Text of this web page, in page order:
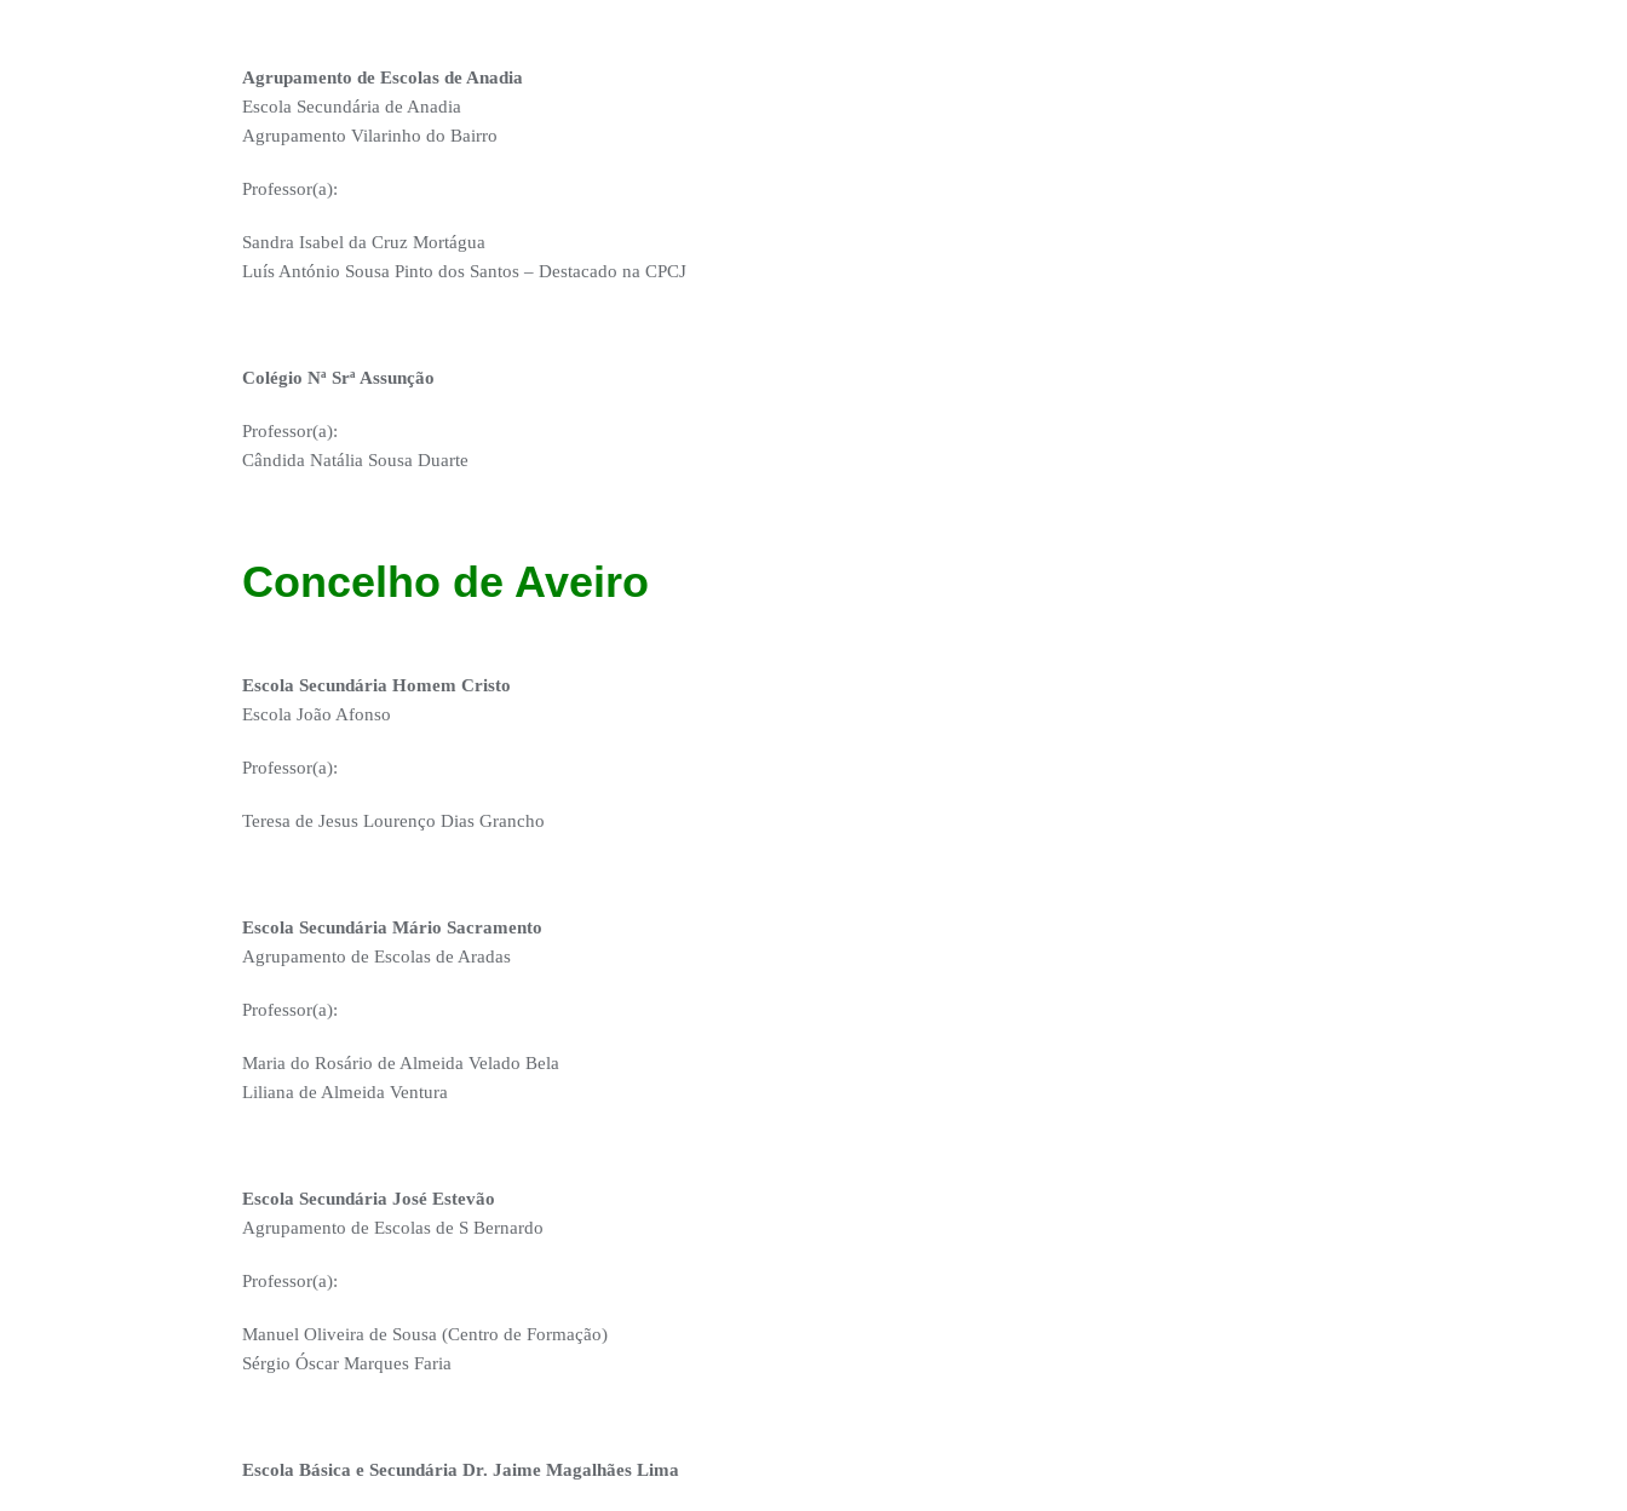
Agrupamento de Escolas de Anadia
Escola Secundária de Anadia
Agrupamento Vilarinho do Bairro
Professor(a):
Sandra Isabel da Cruz Mortágua
Luís António Sousa Pinto dos Santos – Destacado na CPCJ
Colégio Nª Srª Assunção
Professor(a):
Cândida Natália Sousa Duarte
Concelho de Aveiro
Escola Secundária Homem Cristo
Escola João Afonso
Professor(a):
Teresa de Jesus Lourenço Dias Grancho
Escola Secundária Mário Sacramento
Agrupamento de Escolas de Aradas
Professor(a):
Maria do Rosário de Almeida Velado Bela
Liliana de Almeida Ventura
Escola Secundária José Estevão
Agrupamento de Escolas de S Bernardo
Professor(a):
Manuel Oliveira de Sousa (Centro de Formação)
Sérgio Óscar Marques Faria
Escola Básica e Secundária Dr. Jaime Magalhães Lima